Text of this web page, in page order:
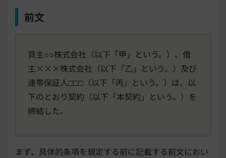
前文
貸主○○株式会社（以下「甲」という。）、借
主×××株式会社（以下「乙」という。）及び
連帯保証人□□□（以下「丙」という。）は、以
下のとおり契約（以下「本契約」という。）を
締結した。
まず、具体的条項を規定する前に記載する前文におい